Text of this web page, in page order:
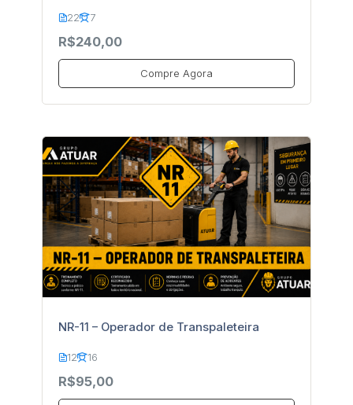
22 7
R$240,00
Compre Agora
NR-11 – Operador de Transpaleteira
12 16
R$95,00